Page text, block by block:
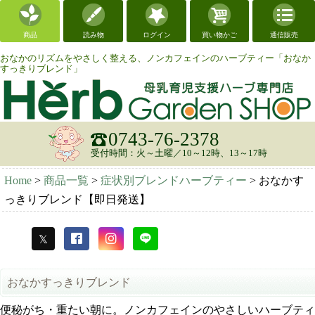
商品 読み物 ログイン 買い物かご 通信販売
おなかのリズムをやさしく整える、ノンカフェインのハーブティー「おなか
すっきりブレンド」
0743-76-2378
受付時間：火～土曜／10～12時、13～17時
Home > 商品一覧 > 症状別ブレンドハーブティー > おなかす
っきりブレンド【即日発送】
おなかすっきりブレンド
便秘がち・重たい朝に。ノンカフェインのやさしいハーブティ